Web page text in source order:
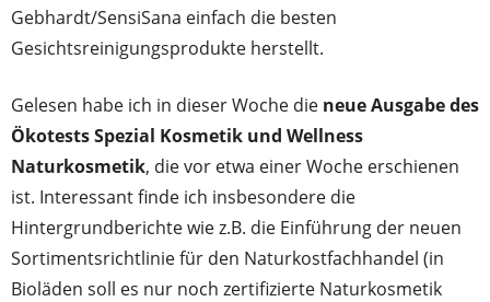
Gebhardt/SensiSana einfach die besten
Gesichtsreinigungsprodukte herstellt.
Gelesen habe ich in dieser Woche die neue Ausgabe des
Ökotests Spezial Kosmetik und Wellness
Naturkosmetik, die vor etwa einer Woche erschienen
ist. Interessant finde ich insbesondere die
Hintergrundberichte wie z.B. die Einführung der neuen
Sortimentsrichtlinie für den Naturkostfachhandel (in
Bioläden soll es nur noch zertifizierte Naturkosmetik